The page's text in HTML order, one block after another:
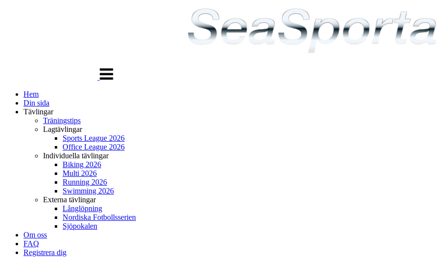
navigering
Hem
Din sida
Tävlingar
Träningstips
Lagtävlingar
Sports League 2026
Office League 2026
Individuella tävlingar
Biking 2026
Multi 2026
Running 2026
Swimming 2026
Externa tävlingar
Långlöpning
Nordiska Fotbollsserien
Sjöpokalen
Om oss
FAQ
Registrera dig